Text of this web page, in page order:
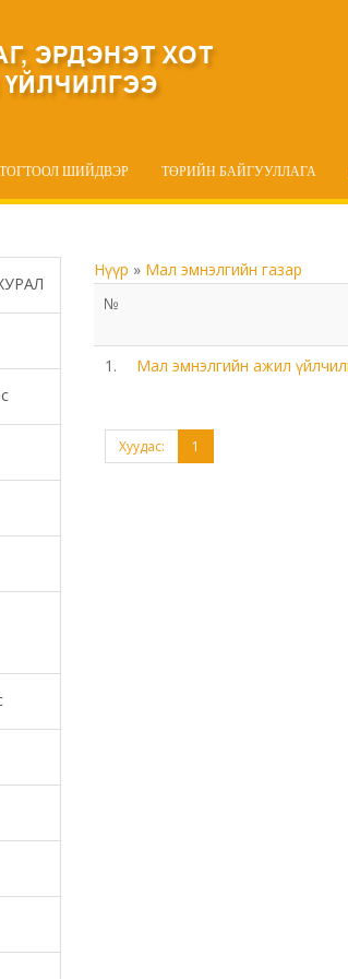
ТОГТООЛ ШИЙДВЭР ТӨРИЙН БАЙГУУЛЛАГА
Нүүр » Мал эмнэлгийн газар
№
1.
Мал эмнэлгийн ажил
Хуудас: 1